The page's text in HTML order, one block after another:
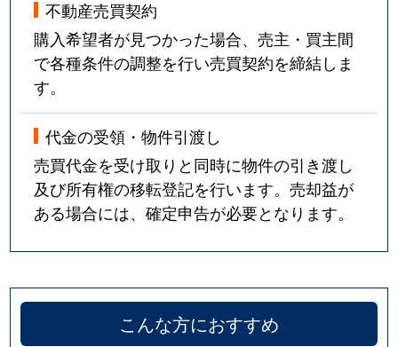
不動産売買契約
購入希望者が見つかった場合、売主・買主間
で各種条件の調整を行い売買契約を締結しま
す。
代金の受領・物件引渡し
売買代金を受け取りと同時に物件の引き渡し
及び所有権の移転登記を行います。売却益が
ある場合には、確定申告が必要となります。
こんな方におすすめ